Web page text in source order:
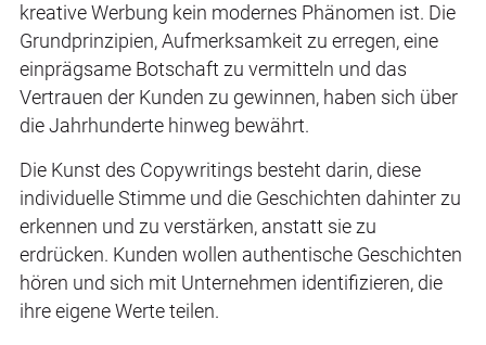
kreative Werbung kein modernes Phänomen ist. Die
Grundprinzipien, Aufmerksamkeit zu erregen, eine
einprägsame Botschaft zu vermitteln und das
Vertrauen der Kunden zu gewinnen, haben sich über
die Jahrhunderte hinweg bewährt.
Die Kunst des Copywritings besteht darin, diese
individuelle Stimme und die Geschichten dahinter zu
erkennen und zu verstärken, anstatt sie zu
erdrücken. Kunden wollen authentische Geschichten
hören und sich mit Unternehmen identifizieren, die
ihre eigene Werte teilen.